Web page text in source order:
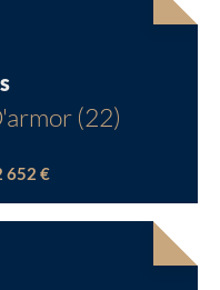
(22)
652 €